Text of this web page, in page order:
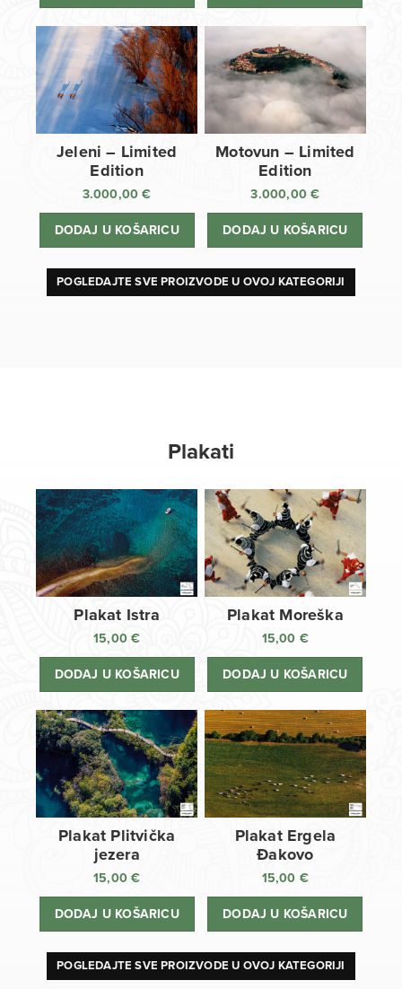
Jeleni – Limited
Edition
3.000,00€
DODAJ U KOŠARICU
Motovun – Limited
Edition
3.000,00€
DODAJ U KOŠARICU
POGLEDAJTE SVE PROIZVODE U OVOJ KATEGORIJI
Plakati
Plakat Istra
15,00€
DODAJ U KOŠARICU
Plakat Moreška
15,00 €
DODAJ U KOŠARICU
Plakat Plitvička
jezera
15,00€
DODAJ U KOŠARICU
Plakat Ergela
Đakovo
15,00 €
DODAJ U KOŠARICU
POGLEDAJTE SVE PROIZVODE U OVOJ KATEGORIJI